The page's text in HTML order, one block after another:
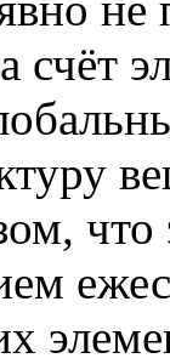
счёт
что